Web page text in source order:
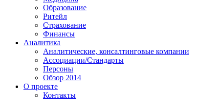
Образование
Ритейл
Страхование
Финансы
Аналитика
Аналитические, консалтинговые компании
Ассоциации/Стандарты
Персоны
Обзор 2014
О проекте
Контакты